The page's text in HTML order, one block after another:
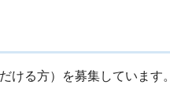
ける方）を募集しています。